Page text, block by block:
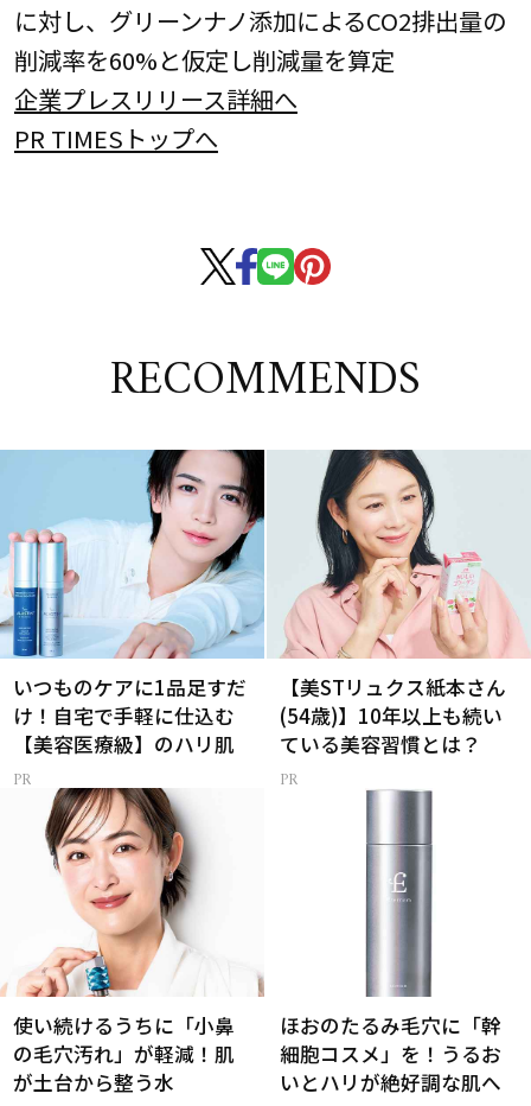
に対し、グリーンナノ添加によるCO2排出量の
削減率を60%と仮定し削減量を算定
企業プレスリリース詳細へ
PR TIMESトップへ
RECOMMENDS
いつものケアに1品足すだ
け！自宅で手軽に仕込む
【美容医療級】のハリ肌
【美STリュクス紙本さん
(54歳)】10年以上も続い
ている美容習慣とは？
使い続けるうちに「小鼻
の毛穴汚れ」が軽減！肌
が土台から整う水
ほおのたるみ毛穴に「幹
細胞コスメ」を！うるお
いとハリが絶好調な肌へ